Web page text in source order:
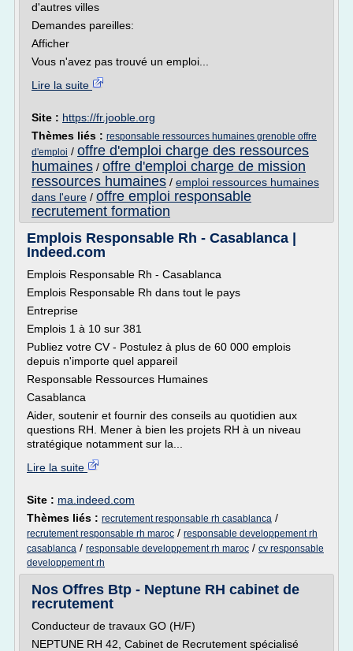
d'autres villes
Demandes pareilles:
Afficher
Vous n'avez pas trouvé un emploi...
Lire la suite
Site : https://fr.jooble.org
Thèmes liés : responsable ressources humaines grenoble offre
d'emploi / offre d'emploi charge des ressources
humaines / offre d'emploi charge de mission
ressources humaines / emploi ressources humaines
dans l'eure / offre emploi responsable
recrutement formation
Emplois Responsable Rh - Casablanca |
Indeed.com
Emplois Responsable Rh - Casablanca
Emplois Responsable Rh dans tout le pays
Entreprise
Emplois 1 à 10 sur 381
Publiez votre CV - Postulez à plus de 60 000 emplois
depuis n'importe quel appareil
Responsable Ressources Humaines
Casablanca
Aider, soutenir et fournir des conseils au quotidien aux
questions RH. Mener à bien les projets RH à un niveau
stratégique notamment sur la...
Lire la suite
Site : ma.indeed.com
Thèmes liés : recrutement responsable rh casablanca /
recrutement responsable rh maroc / responsable developpement rh
casablanca / responsable developpement rh maroc / cv responsable
developpement rh
Nos Offres Btp - Neptune RH cabinet de
recrutement
Conducteur de travaux GO (H/F)
NEPTUNE RH 42, Cabinet de Recrutement spécialisé